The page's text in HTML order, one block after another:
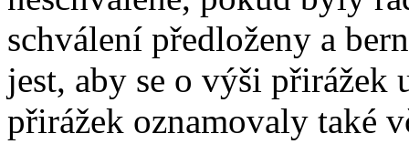
schválení předloženy a
jest, aby se o výši přirážek
přirážek oznamovaly také